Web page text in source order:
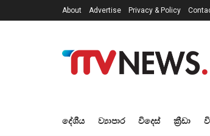
About Advertise Privacy & Policy
දේශීය ව්‍යාපාර විදෙස් ක්‍රීඩා